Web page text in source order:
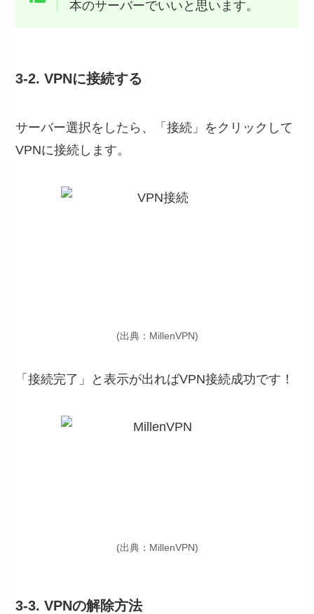
本のサーバーでいいと思います。
3-2. VPNに接続する
サーバー選択をしたら、「接続」をクリックして
VPNに接続します。
(出典：MillenVPN)
「接続完了」と表示が出ればVPN接続成功です！
(出典：MillenVPN)
3-3. VPNの解除方法